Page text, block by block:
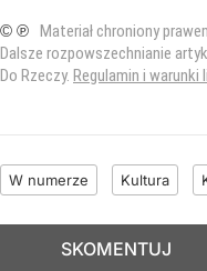
© ℗
Materiał chroniony
Dalsze rozpowszechnianie
Do Rzeczy. Regulamin i
W numerze Kultura
SKOMENTUJ